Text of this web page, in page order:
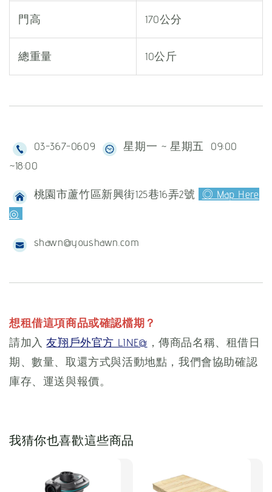
門高 170公分
總重量 10公斤
03-367-0609
星期一 ~ 星期五 09:00
~18:00
桃園市蘆竹區新興街125巷16弄2號
◎ Map Here
◎
shawn@youshawn.com
想租借這項商品或確認檔期？
請加入友翔戶外官方 LINE@ ，傳商品名稱、租借日
期、數量、取還方式與活動地點，我們會協助確認
庫存、運送與報價。
我猜你也喜歡這些商品